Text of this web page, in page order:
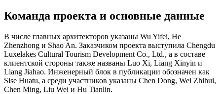
Команда проекта и основные данные
В числе главных архитекторов указаны Wu Yifei, He
Zhenzhong и Shao An. Заказчиком проекта выступила Chengdu
Luxelakes Cultural Tourism Development Co., Ltd., а в составе
клиентской стороны также названы Luo Xi, Liang Xinyin и
Liang Jiahao. Инженерный блок в публикации обозначен как
Sise Huatu, а среди участников указаны Chen Dong, Wei Zhihui,
Chen Ming, Liu Wei и Hu Tianlin.